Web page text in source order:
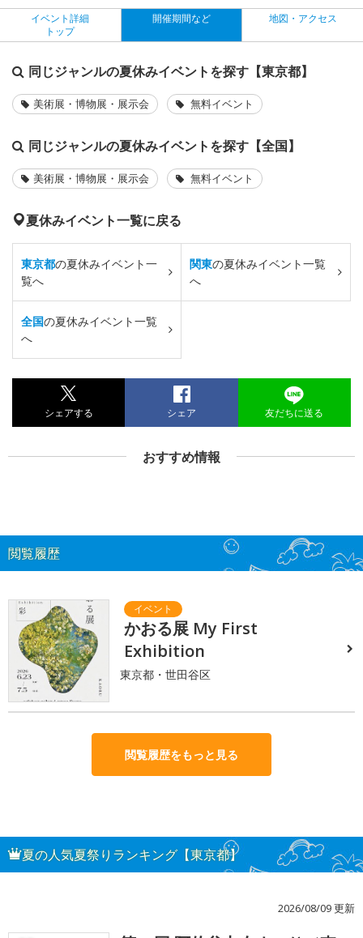
イベント詳細
トップ
開催期間など 地図・アクセス
同じジャンルの夏休みイベントを探す【東京都】
美術展・博物展・展示会 無料イベント
同じジャンルの夏休みイベントを探す【全国】
美術展・博物展・展示会 無料イベント
夏休みイベント一覧に戻る
東京都の夏休みイベント一
覧へ
関東の夏休みイベント一覧
へ
全国の夏休みイベント一覧
へ
シェアする シェア 友だちに送る
おすすめ情報
閲覧履歴
かおる展 My First
Exhibition
東京都・世田谷区
閲覧履歴をもっと見る
夏の人気夏祭りランキング【東京都】
2026/08/09 更新